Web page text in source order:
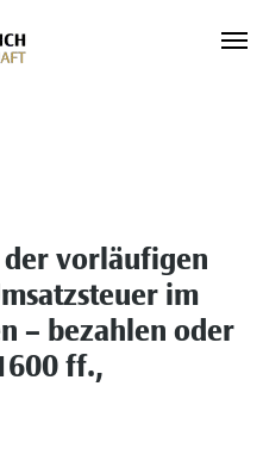
vorläufigen
im
– bezahlen oder
ff.,